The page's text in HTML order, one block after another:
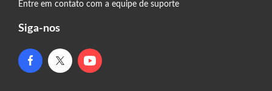
Entre em contato com a equipe de suporte
Siga-nos